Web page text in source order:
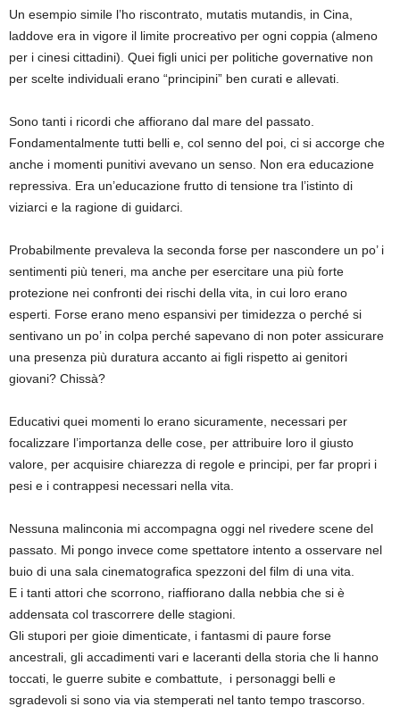
Un esempio simile l’ho riscontrato, mutatis mutandis, in Cina,
laddove era in vigore il limite procreativo per ogni coppia (almeno
per i cinesi cittadini). Quei figli unici per politiche governative non
per scelte individuali erano “principini” ben curati e allevati.
Sono tanti i ricordi che affiorano dal mare del passato.
Fondamentalmente tutti belli e, col senno del poi, ci si accorge che
anche i momenti punitivi avevano un senso. Non era educazione
repressiva. Era un’educazione frutto di tensione tra l’istinto di
viziarci e la ragione di guidarci.
Probabilmente prevaleva la seconda forse per nascondere un po’ i
sentimenti più teneri, ma anche per esercitare una più forte
protezione nei confronti dei rischi della vita, in cui loro erano
esperti. Forse erano meno espansivi per timidezza o perché si
sentivano un po’ in colpa perché sapevano di non poter assicurare
una presenza più duratura accanto ai figli rispetto ai genitori
giovani? Chissà?
Educativi quei momenti lo erano sicuramente, necessari per
focalizzare l’importanza delle cose, per attribuire loro il giusto
valore, per acquisire chiarezza di regole e principi, per far propri i
pesi e i contrappesi necessari nella vita.
Nessuna malinconia mi accompagna oggi nel rivedere scene del
passato. Mi pongo invece come spettatore intento a osservare nel
buio di una sala cinematografica spezzoni del film di una vita.
E i tanti attori che scorrono, riaffiorano dalla nebbia che si è
addensata col trascorrere delle stagioni.
Gli stupori per gioie dimenticate, i fantasmi di paure forse
ancestrali, gli accadimenti vari e laceranti della storia che li hanno
toccati, le guerre subite e combattute, i personaggi belli e
sgradevoli si sono via via stemperati nel tanto tempo trascorso.